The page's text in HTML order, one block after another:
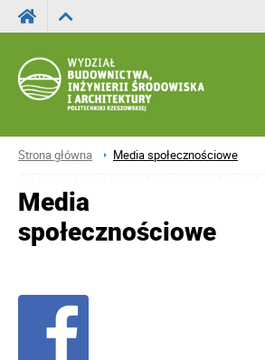
Strona główna Media społecznościowe
Media
społecznościowe